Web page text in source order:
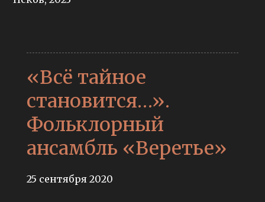
«Всё тайное
становится…».
Фольклорный
ансамбль «Веретье»
25 сентября 2020